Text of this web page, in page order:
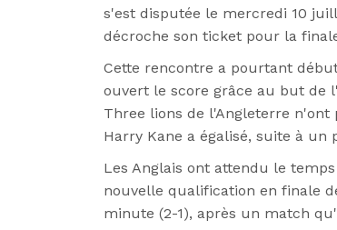
s'est disputée le mercredi 10
décroche son ticket pour la
Cette rencontre a pourtant
ouvert le score grâce au but de
Three lions de l'Angleterre
Harry Kane a égalisé, suite à
Les Anglais ont attendu le
nouvelle qualification en finale
minute (2-1), après un match